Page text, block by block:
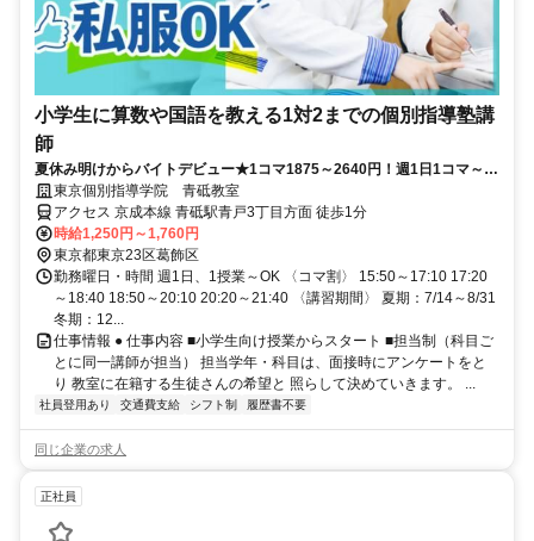
小学生に算数や国語を教える1対2までの個別指導塾講
師
夏休み明けからバイトデビュー★1コマ1875～2640円！週1日1コマ～私
服でok◎
東京個別指導学院 青砥教室
アクセス 京成本線 青砥駅青戸3丁目方面 徒歩1分
時給1,250円～1,760円
東京都東京23区葛飾区
勤務曜日・時間 週1日、1授業～OK 〈コマ割〉 15:50～17:10 17:20
～18:40 18:50～20:10 20:20～21:40 〈講習期間〉 夏期：7/14～8/31
冬期：12...
仕事情報 ● 仕事内容 ■小学生向け授業からスタート ■担当制（科目ご
とに同一講師が担当） 担当学年・科目は、面接時にアンケートをと
り 教室に在籍する生徒さんの希望と 照らして決めていきます。 ...
社員登用あり 交通費支給 シフト制 履歴書不要
同じ企業の求人
正社員